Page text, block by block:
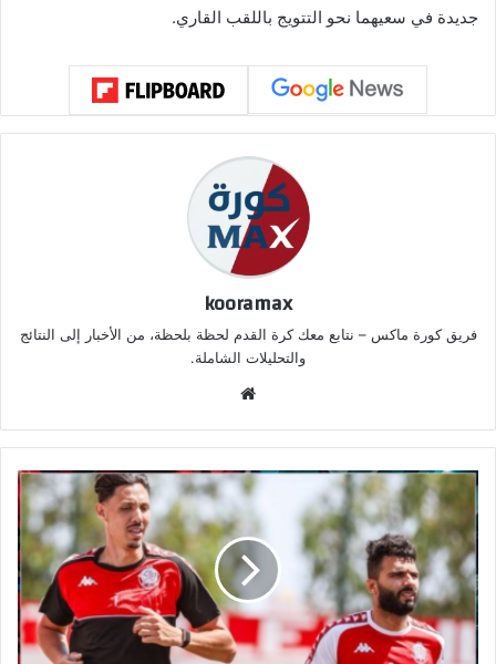
جديدة في سعيهما نحو التتويج باللقب القاري.
kooramax
فريق كورة ماكس – نتابع معك كرة القدم لحظة بلحظة، من الأخبار إلى النتائج
والتحليلات الشاملة.
الوي
ب